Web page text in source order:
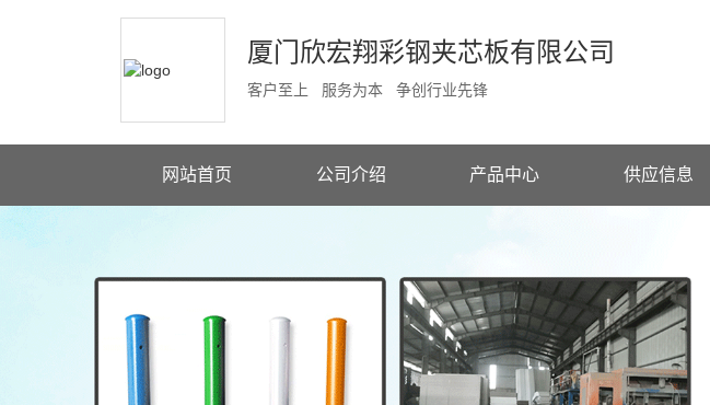
厦门欣宏翔彩钢夹芯板有限公司
客户至上 服务为本 争创行业先锋
网站首页 公司介绍 产品中心 供应信息